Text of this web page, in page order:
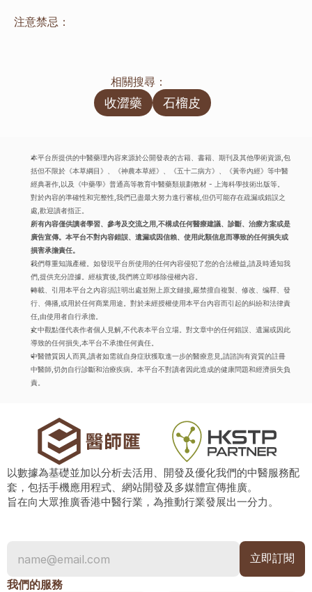
注意禁忌：
相關搜尋：
收澀藥 石榴皮
本平台所提供的中醫藥理內容來源於公開發表的古籍、書籍、期刊及其他學術資源,包
括但不限於《本草綱目》、《神農本草經》、《五十二病方》、《黃帝內經》等中醫
經典著作,以及《中藥學》普通高等教育中醫藥類規劃教材 - 上海科學技術出版等。
對於內容的準確性和完整性,我們已盡最大努力進行審核,但仍可能存在疏漏或錯誤之
處,歡迎讀者指正。
所有內容僅供讀者學習、參考及交流之用,不構成任何醫療建議、診斷、治療方案或是
廣告宣傳。本平台不對內容錯誤、遺漏或因信賴、使用此類信息而導致的任何損失或
損害承擔責任。
我們尊重知識產權。如發現平台所使用的任何內容侵犯了您的合法權益,請及時通知我
們,提供充分證據。經核實後,我們將立即移除侵權內容。
轉載、引用本平台之內容須註明出處並附上原文鏈接,嚴禁擅自複製、修改、编釋、發
行、傳播,或用於任何商業用途。對於未經授權使用本平台內容而引起的糾紛和法律責
任,由使用者自行承擔。
文中觀點僅代表作者個人見解,不代表本平台立場。對文章中的任何錯誤、遺漏或因此
導致的任何損失,本平台不承擔任何責任。
中醫體質因人而異,讀者如需就自身症狀獲取進一步的醫療意見,請諮詢有資質的註冊
中醫師,切勿自行診斷和治療疾病。本平台不對讀者因此造成的健康問題和經濟損失負
責。
以數據為基礎並加以分析去活用、開發及優化我們的中醫服務配
套，包括手機應用程式、網站開發及多媒體宣傳推廣。
旨在向大眾推廣香港中醫行業，為推動行業發展出一分力。
我們的服務